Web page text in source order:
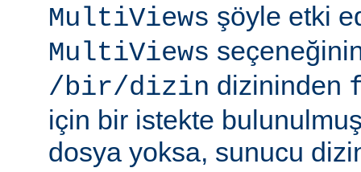
MultiViews şöyle etki
MultiViews
/bir/dizin dizininden
için bir istekte
dosya yoksa, sunucu